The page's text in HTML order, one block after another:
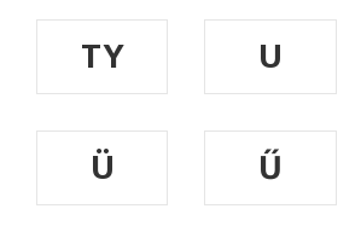
TY
U
Ü
Ű